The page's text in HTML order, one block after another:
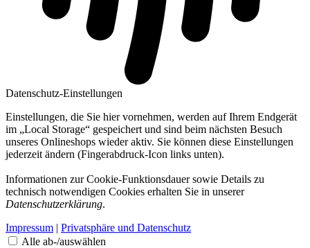
Datenschutz-Einstellungen
Einstellungen, die Sie hier vornehmen, werden auf Ihrem Endgerät
im „Local Storage“ gespeichert und sind beim nächsten Besuch
unseres Onlineshops wieder aktiv. Sie können diese Einstellungen
jederzeit ändern (Fingerabdruck-Icon links unten).
Informationen zur Cookie-Funktionsdauer sowie Details zu
technisch notwendigen Cookies erhalten Sie in unserer
Datenschutzerklärung.
Impressum | Privatsphäre und Datenschutz
Alle ab-/auswählen